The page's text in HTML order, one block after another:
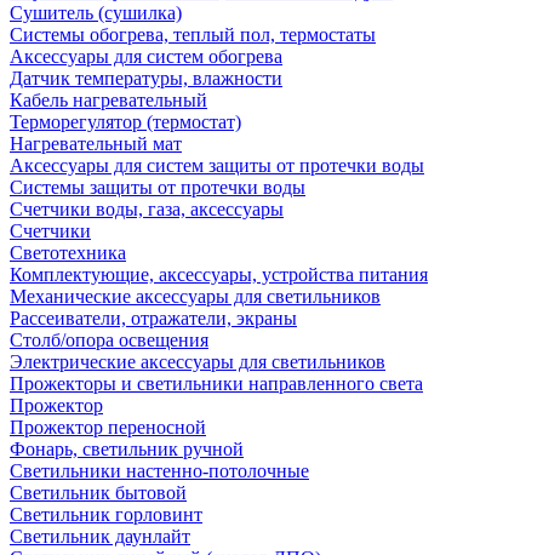
Сушитель (сушилка)
Системы обогрева, теплый пол, термостаты
Аксессуары для систем обогрева
Датчик температуры, влажности
Кабель нагревательный
Терморегулятор (термостат)
Нагревательный мат
Аксессуары для систем защиты от протечки воды
Системы защиты от протечки воды
Счетчики воды, газа, аксессуары
Счетчики
Светотехника
Комплектующие, аксессуары, устройства питания
Механические аксессуары для светильников
Рассеиватели, отражатели, экраны
Столб/опора освещения
Электрические аксессуары для светильников
Прожекторы и светильники направленного света
Прожектор
Прожектор переносной
Фонарь, светильник ручной
Светильники настенно-потолочные
Светильник бытовой
Светильник горловинт
Светильник даунлайт